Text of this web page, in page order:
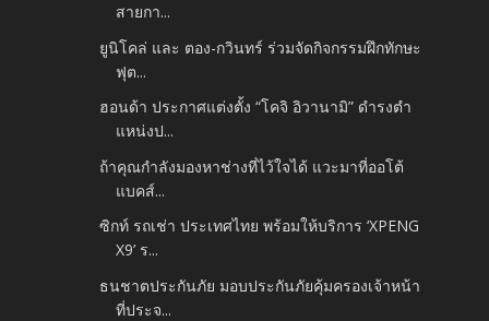
สายกา...
ยูนิโคล่ และ ตอง-กวินทร์ ร่วมจัดกิจกรรมฝึกทักษะ
ฟุต...
ฮอนด้า ประกาศแต่งตั้ง “โคจิ อิวานามิ” ดำรงตำ
แหน่งป...
ถ้าคุณกำลังมองหาช่างที่ไว้ใจได้ แวะมาที่ออโต้
แบคส์...
ซิกท์ รถเช่า ประเทศไทย พร้อมให้บริการ ‘XPENG
X9’ ร...
ธนชาตประกันภัย มอบประกันภัยคุ้มครองเจ้าหน้า
ที่ประจ...